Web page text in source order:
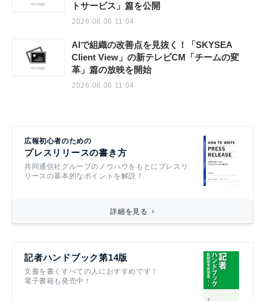
トサービス」篇を公開
2026.08.06 11:04
AIで組織の改善点を見抜く！「SKYSEA
Client View」の新テレビCM「チームの変
革」篇の放映を開始
2026.08.06 11:04
広報初心者のための
プレスリリースの書き方
共同通信社グループのノウハウをもとにプレスリ
リースの基本的なポイントを解説！
詳細を見る
記者ハンドブック第14版
文書を書くすべての人におすすめです！
電子書籍も発売中！